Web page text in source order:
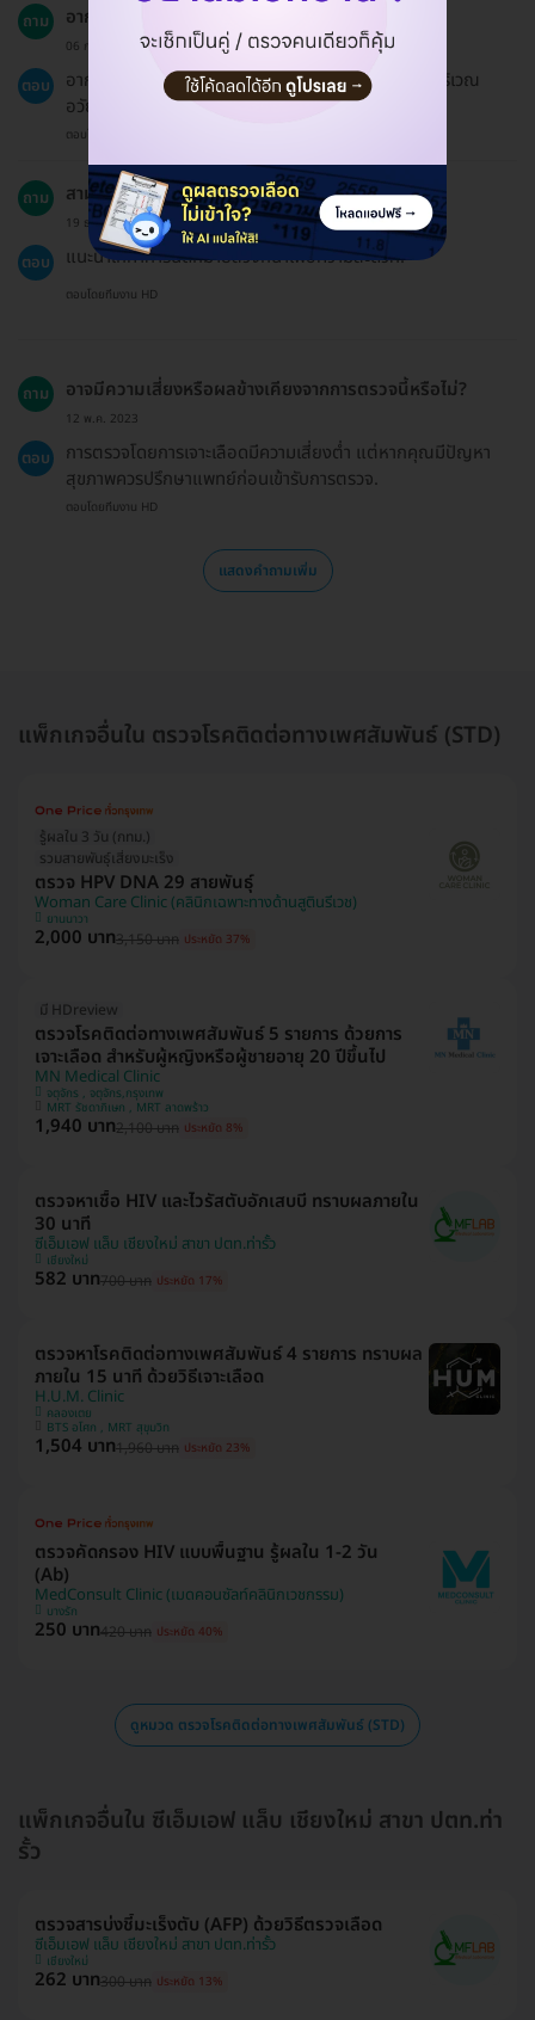
ถาม อาการของโรคติดต่อทางเพศสัมพันธ์มีอะไรบ้าง?
06 ก.พ. 2023
ตอบ
อาการที่อาจสังเกตได้ ได้แก่ คัน เป็นผื่น ตุ่ม หรือแผลบริเวณ
อวัยวะเพศ.
ตอบโดยทีมงาน HD
ถาม สามารถรับบริการตรวจในวันเดียวกันได้หรือไม่?
19 ธ.ค. 2024
ตอบ แนะนำให้ทำการนัดหมายล่วงหน้าเพื่อความสะดวก.
ตอบโดยทีมงาน HD
ถาม อาจมีความเสี่ยงหรือผลข้างเคียงจากการตรวจนี้หรือไม่?
12 พ.ค. 2023
ตอบ
การตรวจโดยการเจาะเลือดมีความเสี่ยงต่ำ แต่หากคุณมีปัญหา
สุขภาพควรปรึกษาแพทย์ก่อนเข้ารับการตรวจ.
ตอบโดยทีมงาน HD
แสดงคำถามเพิ่ม
แพ็กเกจอื่นใน ตรวจโรคติดต่อทางเพศสัมพันธ์ (STD)
รู้ผลใน 3 วัน (กทม.)
รวมสายพันธุ์เสี่ยงมะเร็ง
ตรวจ HPV DNA 29 สายพันธุ์
Woman Care Clinic (คลินิกเฉพาะทางด้านสูตินรีเวช)
ยานนาวา
2,000 บาท3,150 บาท ประหยัด 37%
มี HDreview
ตรวจโรคติดต่อทางเพศสัมพันธ์ 5 รายการ ด้วยการ
เจาะเลือด สำหรับผู้หญิงหรือผู้ชายอายุ 20 ปีขึ้นไป
MN Medical Clinic
จตุจักร , จตุจักร,กรุงเทพ
MRT รัชดาภิเษก , MRT ลาดพร้าว
1,940 บาท2,100 บาท ประหยัด 8%
ตรวจหาเชื้อ HIV และไวรัสตับอักเสบบี ทราบผลภายใน
30 นาที
ซีเอ็มเอฟ แล็บ เชียงใหม่ สาขา ปตท.ท่ารั้ว
เชียงใหม่
582 บาท700 บาท ประหยัด 17%
ตรวจหาโรคติดต่อทางเพศสัมพันธ์ 4 รายการ ทราบผล
ภายใน 15 นาที ด้วยวิธีเจาะเลือด
H.U.M. Clinic
คลองเตย
BTS อโศก , MRT สุขุมวิท
1,504 บาท1,960 บาท ประหยัด 23%
ตรวจคัดกรอง HIV แบบพื้นฐาน รู้ผลใน 1-2 วัน
(Ab)
MedConsult Clinic (เมดคอนซัลท์คลินิกเวชกรรม)
บางรัก
250 บาท420 บาท ประหยัด 40%
ดูหมวด ตรวจโรคติดต่อทางเพศสัมพันธ์ (STD)
แพ็กเกจอื่นใน ซีเอ็มเอฟ แล็บ เชียงใหม่ สาขา ปตท.ท่า
รั้ว
ตรวจสารบ่งชี้มะเร็งตับ (AFP) ด้วยวิธีตรวจเลือด
ซีเอ็มเอฟ แล็บ เชียงใหม่ สาขา ปตท.ท่ารั้ว
เชียงใหม่
262 บาท300 บาท ประหยัด 13%